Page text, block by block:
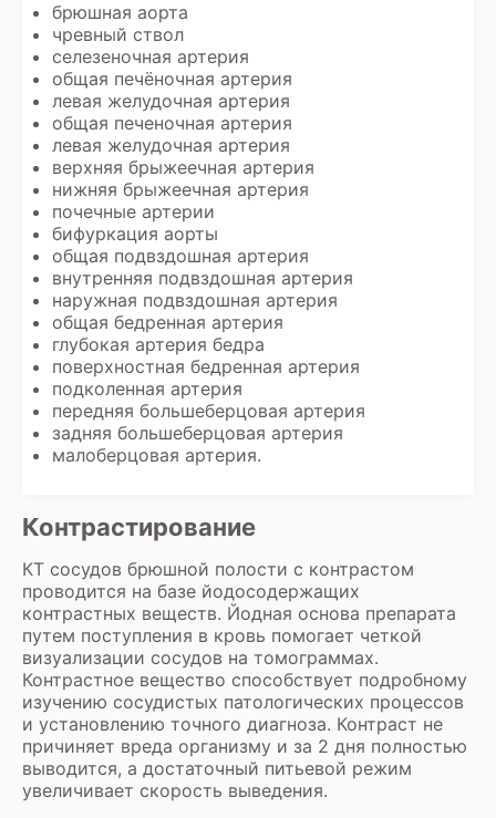
брюшная аорта
чревный ствол
селезеночная артерия
общая печёночная артерия
левая желудочная артерия
общая печеночная артерия
левая желудочная артерия
верхняя брыжеечная артерия
нижняя брыжеечная артерия
почечные артерии
бифуркация аорты
общая подвздошная артерия
внутренняя подвздошная артерия
наружная подвздошная артерия
общая бедренная артерия
глубокая артерия бедра
поверхностная бедренная артерия
подколенная артерия
передняя большеберцовая артерия
задняя большеберцовая артерия
малоберцовая артерия.
Контрастирование
КТ сосудов брюшной полости с контрастом
проводится на базе йодосодержащих
контрастных веществ. Йодная основа препарата
путем поступления в кровь помогает четкой
визуализации сосудов на томограммах.
Контрастное вещество способствует подробному
изучению сосудистых патологических процессов
и установлению точного диагноза. Контраст не
причиняет вреда организму и за 2 дня полностью
выводится, а достаточный питьевой режим
увеличивает скорость выведения.